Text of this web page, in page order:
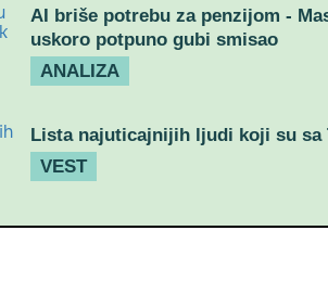
AI briše potrebu za penzijom -
uskoro potpuno gubi smisao
ANALIZA
Lista najuticajnijih ljudi koji su sa
VEST